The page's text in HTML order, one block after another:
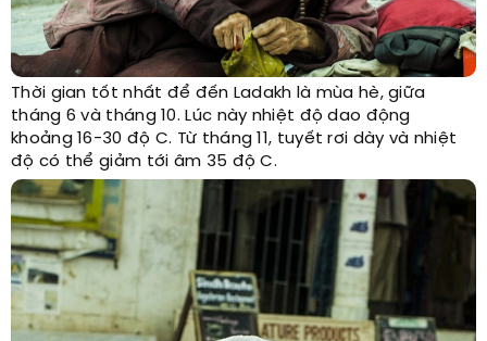
Thời gian tốt nhất để đến Ladakh là mùa hè, giữa
tháng 6 và tháng 10. Lúc này nhiệt độ dao động
khoảng 16-30 độ C. Từ tháng 11, tuyết rơi dày và nhiệt
độ có thể giảm tới âm 35 độ C.